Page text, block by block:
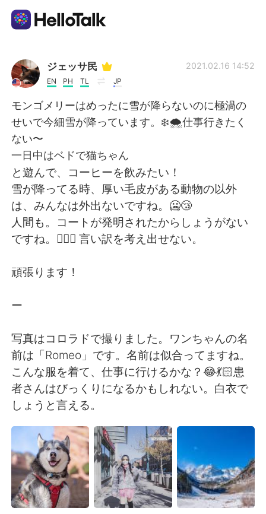
Ứng dụng trao đổi ngôn ngữ
AI Grammar Checker
Tiếng Việt
English 简体中文
繁體中文 Español
العربية Français
Deutsch
Italiano Türkçe
Português
ジェッサ民
EN PH TL JP
2021.02.16 14:52
モンゴメリーはめったに雪が降らないのに極渦の
せいで今細雪が降っています。❄️🌨仕事行きたく
ない〜
一日中はベドで猫ちゃん
と遊んで、コーヒーを飲みたい！
雪が降ってる時、厚い毛皮がある動物の以外
は、みんなは外出ないですね。🥶😴
人間も。コートが発明されたからしょうがない
ですね。🤷🏻‍♀️ 言い訳を考え出せない。
頑張ります！
ー
写真はコロラドで撮りました。ワンちゃんの名
前は「Romeo」です。名前は似合ってますね。
こんな服を着て、仕事に行けるかな？😂💃🏻患
者さんはびっくりになるかもしれない。白衣で
しょうと言える。